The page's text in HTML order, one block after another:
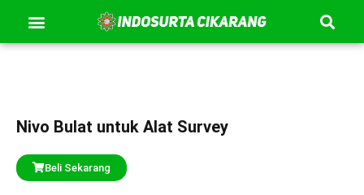
konten
Menu
Nivo Bulat untuk Alat Survey
Beli Sekarang